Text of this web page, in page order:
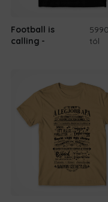
Football is
calling
tól